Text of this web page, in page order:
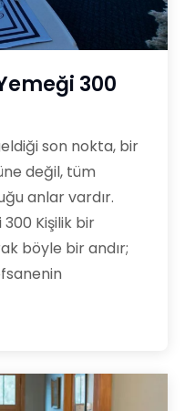
300
son nokta, bir
değil, tüm
anlar vardır.
Kişilik bir
böyle bir andır;